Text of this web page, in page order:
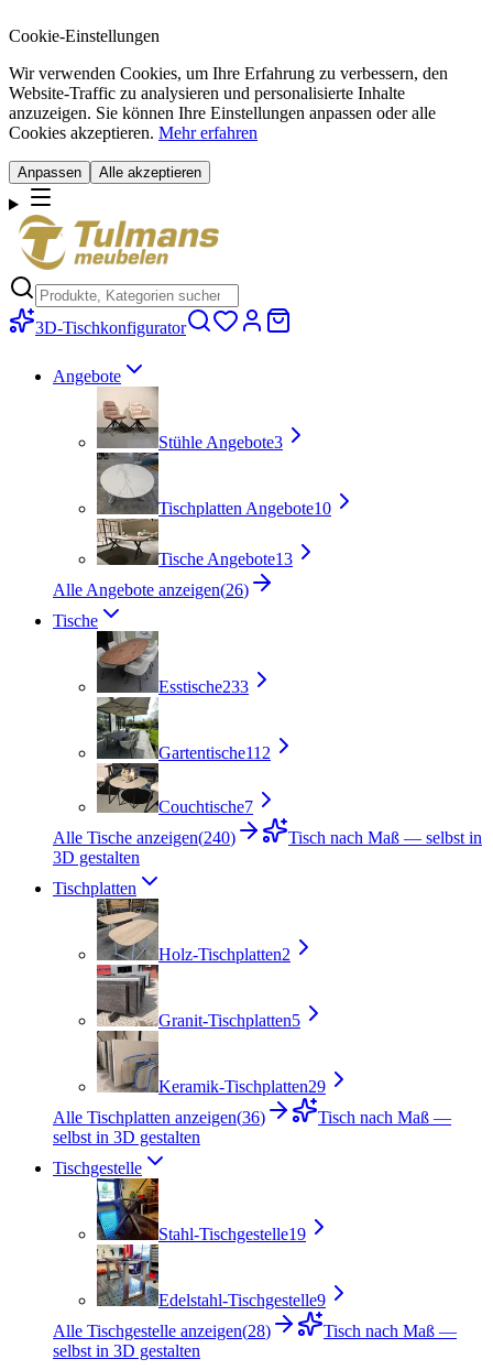
Cookie-Einstellungen
Wir verwenden Cookies, um Ihre Erfahrung zu verbessern, den
Website-Traffic zu analysieren und personalisierte Inhalte
anzuzeigen. Sie können Ihre Einstellungen anpassen oder alle
Cookies akzeptieren. Mehr erfahren
Anpassen Alle akzeptieren
3D-Tischkonfigurator
Angebote
Stühle Angebote3
Tischplatten Angebote10
Tische Angebote13
Alle Angebote anzeigen(26)
Tische
Esstische233
Gartentische112
Couchtische7
Alle Tische anzeigen(240)
Tisch nach Maß — selbst in
3D gestalten
Tischplatten
Holz-Tischplatten2
Granit-Tischplatten5
Keramik-Tischplatten29
Alle Tischplatten anzeigen(36)
Tisch nach Maß —
selbst in 3D gestalten
Tischgestelle
Stahl-Tischgestelle19
Edelstahl-Tischgestelle9
Alle Tischgestelle anzeigen(28)
Tisch nach Maß —
selbst in 3D gestalten